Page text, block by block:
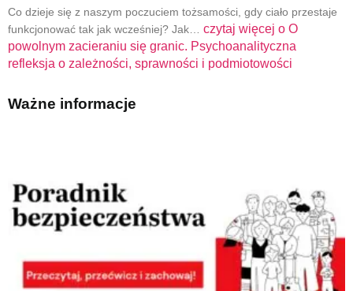
Co dzieje się z naszym poczuciem tożsamości, gdy ciało przestaje
funkcjonować tak jak wcześniej? Jak… czytaj więcej o O
powolnym zacieraniu się granic. Psychoanalityczna
refleksja o zależności, sprawności i podmiotowości
Ważne informacje